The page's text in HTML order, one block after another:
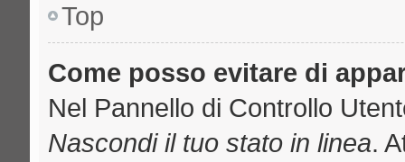
Top
Come posso evitare di
Nel Pannello di Controllo
Nascondi il tuo stato in linea.